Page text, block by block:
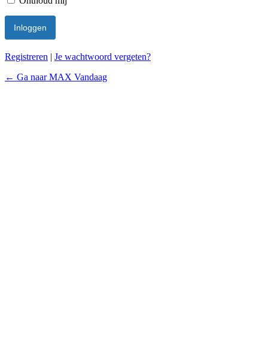
Registreren | Je wachtwoord vergeten?
← Ga naar MAX Vandaag